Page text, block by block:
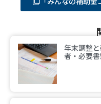
年末調整
者・必要